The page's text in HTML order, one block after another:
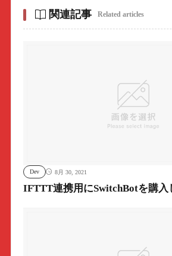
関連記事 Related articles
Dev 8月 30, 2021
IFTTT連携用にSwitchBotを購入